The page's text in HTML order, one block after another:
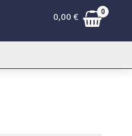
0,00 € 0